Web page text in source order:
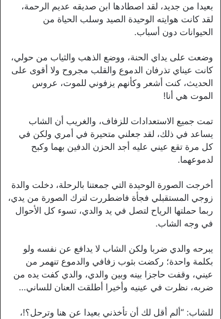
بعيدا من جديد، لقد اصطادها ابن صديقه عديم الرحمة،
لقد كانت هوايته الوحيدة الصيد وسلب الحياة من
الحيوانات دون أسباب.
وضعت على يداي الحنة، ووضع الذهب والثياب من حولي،
كانت عيناي تذرفان الدموع والقلب مجروح ولا أقوى على
الحديث، كنت أشعر وكأنهم يزفوني للموت، عروس
الموت هي أنا!
تمت جميع الاستعدادات للزفاف، والغريب أن الشاب
يساعد في ذلك، لقد جعلني متحيرة في أمري ولكن في
كل مرة تقع عيني عليه أجد الحزن الدفين بهما وكبح
لدموعهما.
أخرجت الصورة الوحيدة التي جمعتنا بالرحلة، دخلت والدة
زوجي المستقبلي فجأة فاضطررت لترك الصورة من يدي،
ربما حملتها الرياح لتصل في يد والدي، تسوء كل الأحوال
في وجه الشاب.
يبرحه والدي ضربا ولكن الشاب لا يدافع عن نفسه ولو
بكلمة واحدة؛ ركضت بثوب زفافي والدموع تنهمر من
عيني، وقفت حاجزا بينه وبين والدي، والدي كفت يده من
ضربه، نظرت في عينيه وأخيرا أطلقت العنان للساني…
للشاب: “ألم أقل لك أن تأخذني بعيدا عن هنا وترحل؟!،